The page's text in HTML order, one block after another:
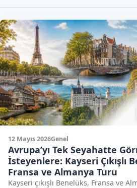
12 Mayıs 2026Genel
Avrupa’yı Tek Seyahatte
İsteyenlere: Kayseri Çıkışlı
Fransa ve Almanya Turu
Kayseri çıkışlı Benelüks, Fransa ve